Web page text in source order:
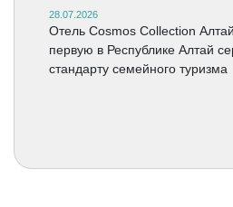
28.07.2026
Отель Cosmos Collection
первую в Республике Алтай
стандарту семейного туризма